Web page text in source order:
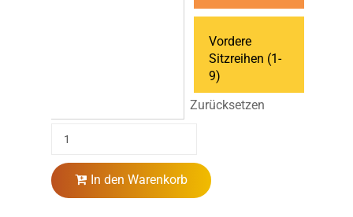
Vordere
Sitzreihen (1-
9)
Zurücksetzen
In den Warenkorb